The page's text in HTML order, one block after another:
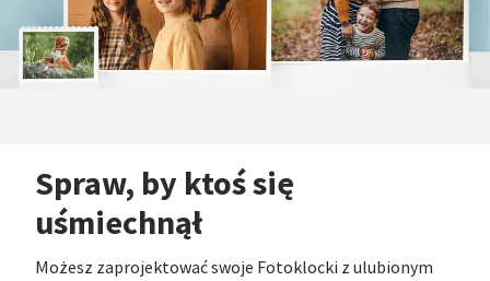
Spraw, by ktoś się
uśmiechnął
Możesz zaprojektować swoje Fotoklocki z ulubionym